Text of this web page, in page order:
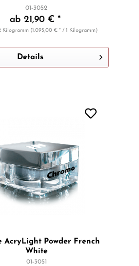
01-3052
ab 21,90 € *
Kilogramm (1.095,00 € * / 1 Kilogramm)
Details
AcryLight Powder French
White
01-3051